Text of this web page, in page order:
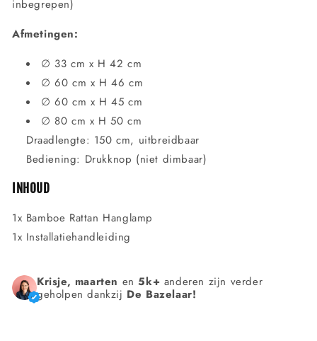
inbegrepen)
Afmetingen:
∅ 33 cm x H 42 cm
∅ 60 cm x H 46 cm
∅ 60 cm x H 45 cm
∅ 80 cm x H 50 cm
Draadlengte: 150 cm, uitbreidbaar
Bediening: Drukknop (niet dimbaar)
INHOUD
1x Bamboe Rattan Hanglamp
1x Installatiehandleiding
Krisje, maarten en5k+ anderen zijn verder
geholpen dankzij De Bazelaar!